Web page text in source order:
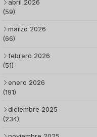
abril 2026
(59)
marzo 2026
(66)
febrero 2026
(51)
enero 2026
(191)
diciembre 2025
(234)